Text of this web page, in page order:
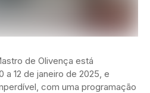
de Olivença está
a 12 de janeiro de 2025, e
com uma programação